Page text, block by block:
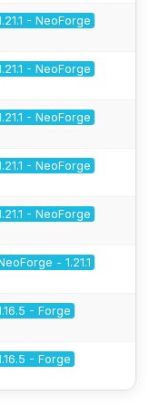
- NeoForge
- NeoForge
- NeoForge
- NeoForge
- NeoForge
- 1.21.1
- Forge
- Forge